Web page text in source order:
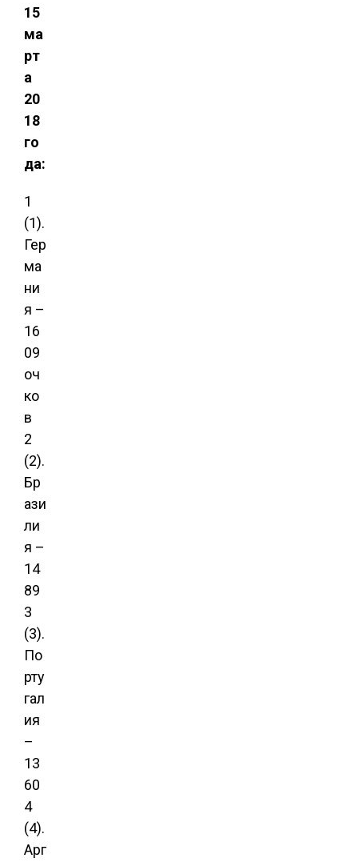
15
ма
рт
а
20
18
го
да:
1
(1).
Гер
ма
ни
я –
16
09
оч
ко
в
2
(2).
Бр
ази
ли
я –
14
89
3
(3).
По
рту
гал
ия
–
13
60
4
(4).
Арг